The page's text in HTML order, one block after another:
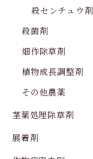
殺センチュウ剤
殺菌剤
畑作除草剤
植物成長調整剤
その他農薬
茎葉処理除草剤
展着剤